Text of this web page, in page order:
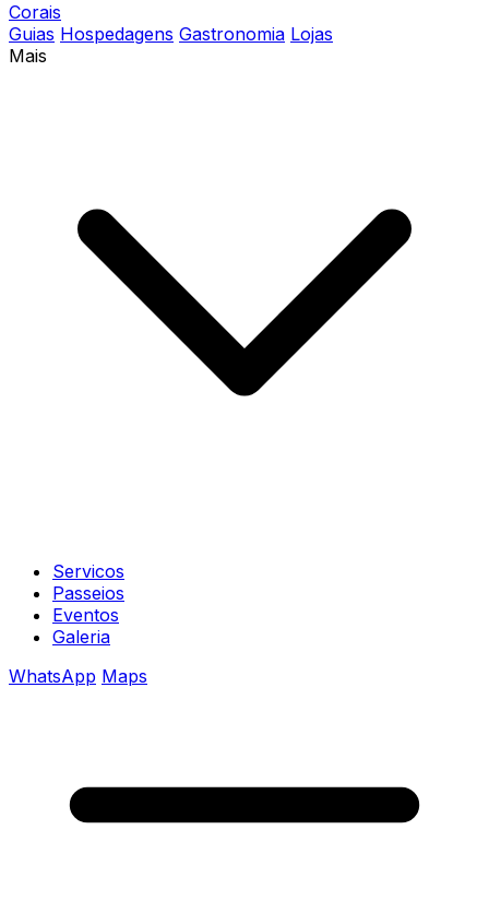
Corais
Guias Hospedagens Gastronomia Lojas
Mais
Servicos
Passeios
Eventos
Galeria
WhatsApp Maps